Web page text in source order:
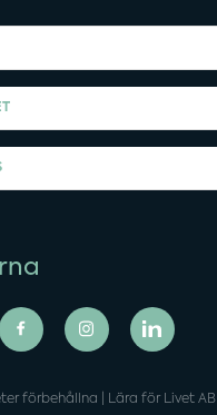
förbehållna | Lära för Livet AB